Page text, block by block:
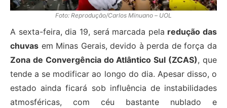
Foto: Reprodução/Carlos Minuano – UOL
A sexta-feira, dia 19, será marcada pela redução das
chuvas em Minas Gerais, devido à perda de força da
Zona de Convergência do Atlântico Sul (ZCAS), que
tende a se modificar ao longo do dia. Apesar disso, o
estado ainda ficará sob influência de instabilidades
atmosféricas, com céu bastante nublado e